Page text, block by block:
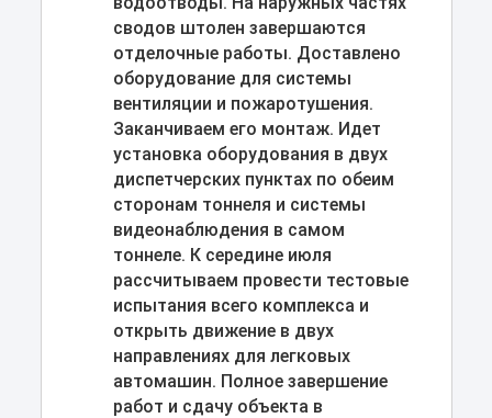
сводов штолен завершаются
отделочные работы. Доставлено
оборудование для системы
вентиляции и пожаротушения.
Заканчиваем его монтаж. Идет
установка оборудования в двух
диспетчерских пунктах по обеим
сторонам тоннеля и системы
видеонаблюдения в самом
тоннеле. К середине июля
рассчитываем провести тестовые
испытания всего комплекса и
открыть движение в двух
направлениях для легковых
автомашин. Полное завершение
работ и сдачу объекта в